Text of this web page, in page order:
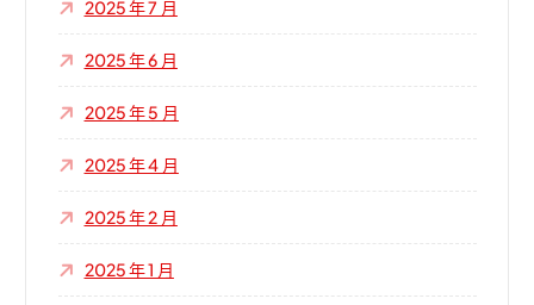
2025 年 7 月
2025 年 6 月
2025 年 5 月
2025 年 4 月
2025 年 2 月
2025 年 1 月